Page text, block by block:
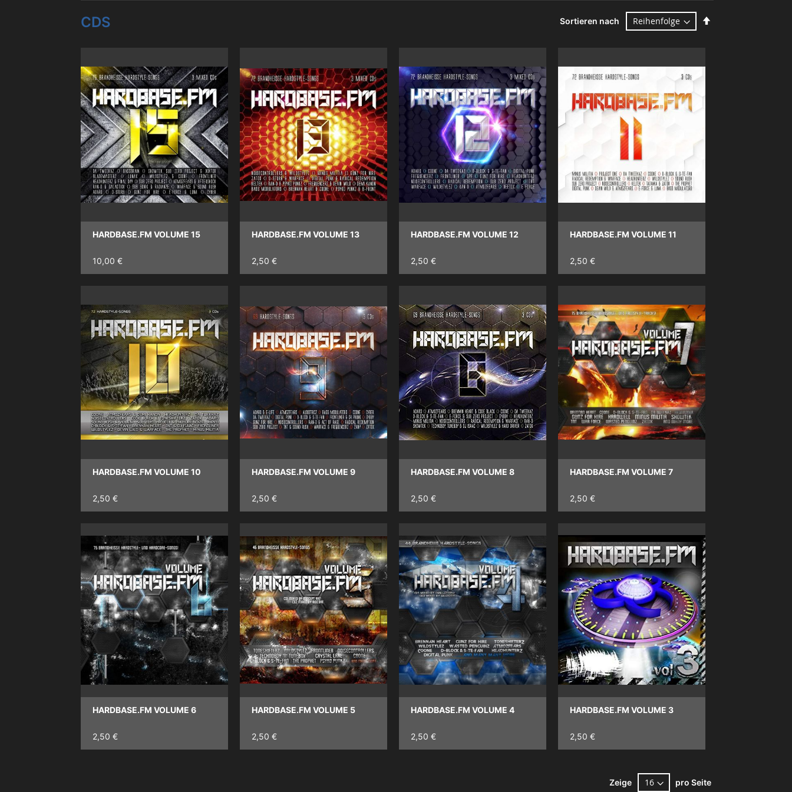
CDS Sortieren nach
HARDBASE.FM VOLUME 15
10,00 €
HARDBASE.FM VOLUME 13
2,50 €
HARDBASE.FM VOLUME 12
2,50 €
HARDBASE.FM VOLUME 11
2,50 €
HARDBASE.FM VOLUME 10
2,50 €
HARDBASE.FM VOLUME 9
2,50 €
HARDBASE.FM VOLUME 8
2,50 €
HARDBASE.FM VOLUME 7
2,50 €
HARDBASE.FM VOLUME 6
2,50 €
HARDBASE.FM VOLUME 5
2,50 €
HARDBASE.FM VOLUME 4
2,50 €
HARDBASE.FM VOLUME 3
2,50 €
Zeige pro Seite